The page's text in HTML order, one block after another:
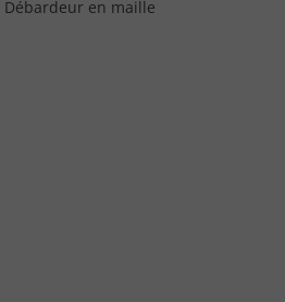
Débardeur en maille